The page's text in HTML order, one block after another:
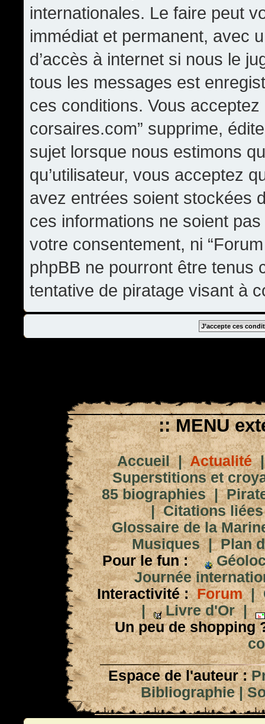
internationales. Le faire peut
immédiat et permanent, avec
d’accès à internet si nous le
tous les messages est
ces conditions. Vous
corsaires.com” supprime,
sujet lorsque nous estimons
qu’utilisateur, vous acceptez
avez entrées soient stockées
ces informations ne soient
votre consentement, ni
phpBB ne pourront être tenus
tentative de piratage visant à
:: MENU
Accueil|Actualité
Superstitions et
85 biographies|
|Citations
Glossaire de la
Musiques|Plan
Pour le fun :
Journée
Interactivité : Forum|
|
Livre d'Or|
Un peu de shopping
Espace de l'auteur :
Bibliographie|